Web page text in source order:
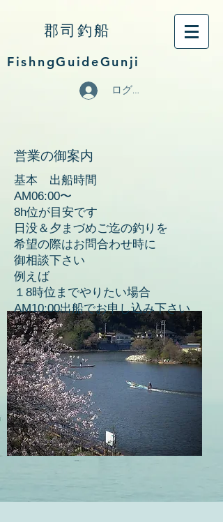
郡司釣船
FishngGuideGunji
ログイン
営業の御案内
基本 出船時間
AM06:00〜
8h位が目安です
日没＆夕まづめご迄の釣りを
希望の際はお問合わせ時に
御相談下さい
例えば
１8時位までやりたい場合
AM10:00出船でお申し込み下さい